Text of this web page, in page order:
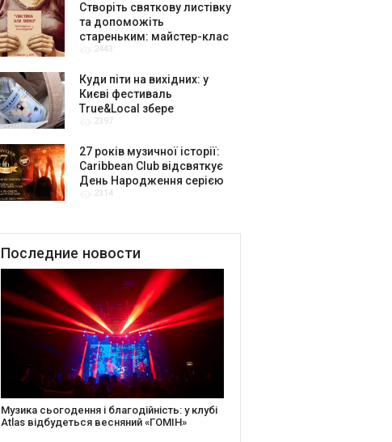
Створіть святкову листівку
та допоможіть
стареньким: майстер-клас
від БФ «Юлині Бабусі» на
2443
Куди піти на вихідних: у
Києві фестиваль
True&Local збере
крафтярів, лекторів і гурт
2397
27 років музичної історії:
Caribbean Club відсвяткує
День Народження серією
благодійних подій
2314
Последние новости
Створіть святкову листівку та допоможіть
стареньким: майстер-клас від БФ «Юлині